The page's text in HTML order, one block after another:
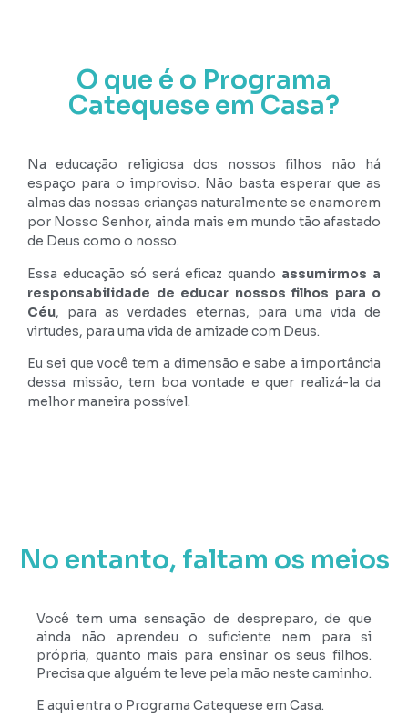
O que é o Programa
Catequese em Casa?
Na educação religiosa dos nossos filhos não há
espaço para o improviso. Não basta esperar que as
almas das nossas crianças naturalmente se enamorem
por Nosso Senhor, ainda mais em mundo tão afastado
de Deus como o nosso.
Essa educação só será eficaz quando assumirmos a
responsabilidade de educar nossos filhos para o
Céu, para as verdades eternas, para uma vida de
virtudes, para uma vida de amizade com Deus.
Eu sei que você tem a dimensão e sabe a importância
dessa missão, tem boa vontade e quer realizá-la da
melhor maneira possível.
No entanto, faltam os meios
Você tem uma sensação de despreparo, de que
ainda não aprendeu o suficiente nem para si
própria, quanto mais para ensinar os seus filhos.
Precisa que alguém te leve pela mão neste caminho.
E aqui entra o Programa Catequese em Casa.